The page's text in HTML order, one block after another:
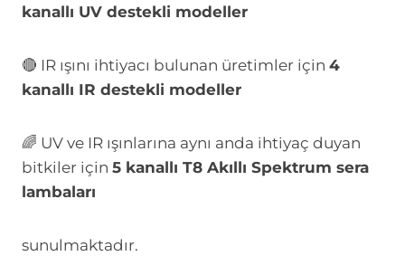
kanallı UV destekli modeller
🔴 IR ışını ihtiyacı bulunan üretimler için 4
kanallı IR destekli modeller
🌈 UV ve IR ışınlarına aynı anda ihtiyaç duyan
bitkiler için 5 kanallı T8 Akıllı Spektrum sera
lambaları
sunulmaktadır.